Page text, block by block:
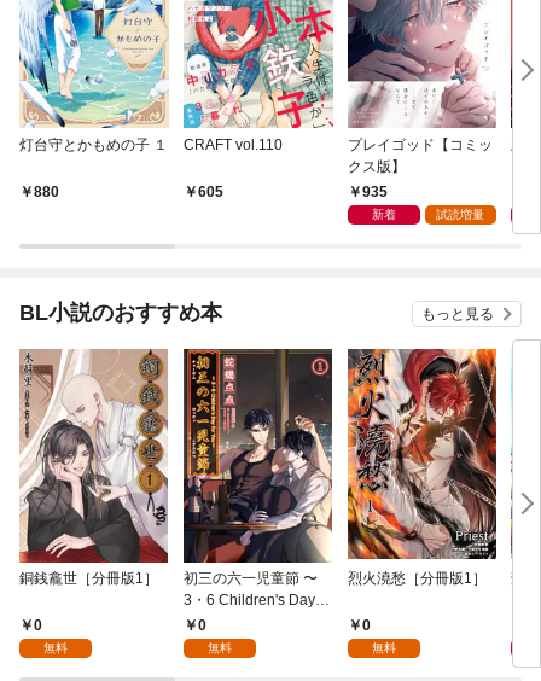
灯台守とかもめの子 １
880
CRAFT vol.110
605
プレイゴッド【コミッ
クス版】
935
新着 試読増量
灰
BL小説のおすすめ本 もっと見る
銅銭龕世［分冊版1］
0
無料
初三の六一児童節 〜
3・6 Children's Day fo
r You〜［分冊版1］
0
無料
烈火澆愁［分冊版1］
0
無料
刑